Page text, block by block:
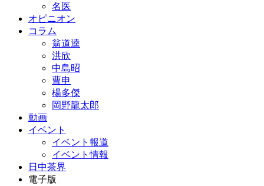
名医
オピニオン
コラム
翁道逵
洪欣
中島昭
曹申
楊多傑
岡野龍太郎
動画
イベント
イベント報道
イベント情報
日中茶界
電子版